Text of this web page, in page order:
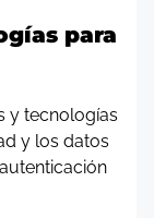
para
y tecnologías
y los datos